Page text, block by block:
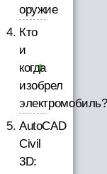
оружие
Кто
и
когда
изобрел
электромобиль?
AutoCAD
Civil
3D: